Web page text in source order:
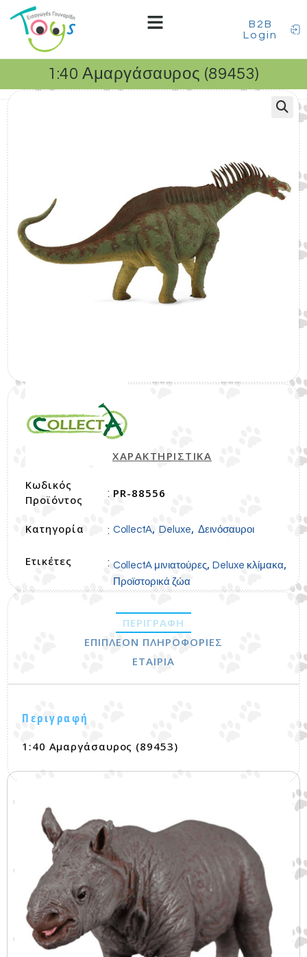
B2B
Login
1:40 Αμαργάσαυρος (89453)
ΧΑΡΑΚΤΗΡΙΣΤΙΚΑ
Κωδικός
Προϊόντος
: PR-88556
Κατηγορία : CollectA, Deluxe, Δεινόσαυροι
Ετικέτες : CollectA μινιατούρες, Deluxe κλίμακα,
Προϊστορικά ζώα
ΠΕΡΙΓΡΑΦΉ
ΕΠΙΠΛΈΟΝ ΠΛΗΡΟΦΟΡΊΕΣ
ΕΤΑΙΡΊΑ
Περιγραφή
1:40 Αμαργάσαυρος (89453)